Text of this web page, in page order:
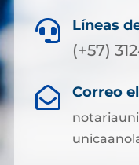
 Líneas
(+57)
 Correo